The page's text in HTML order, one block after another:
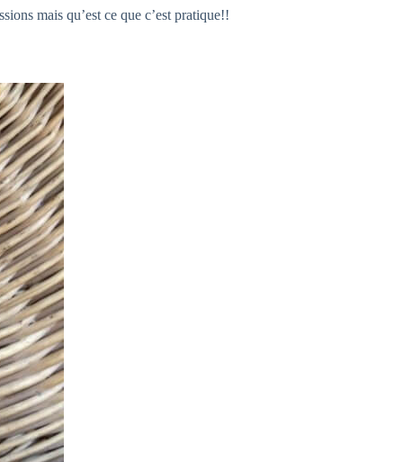
mais qu’est ce que c’est pratique!!